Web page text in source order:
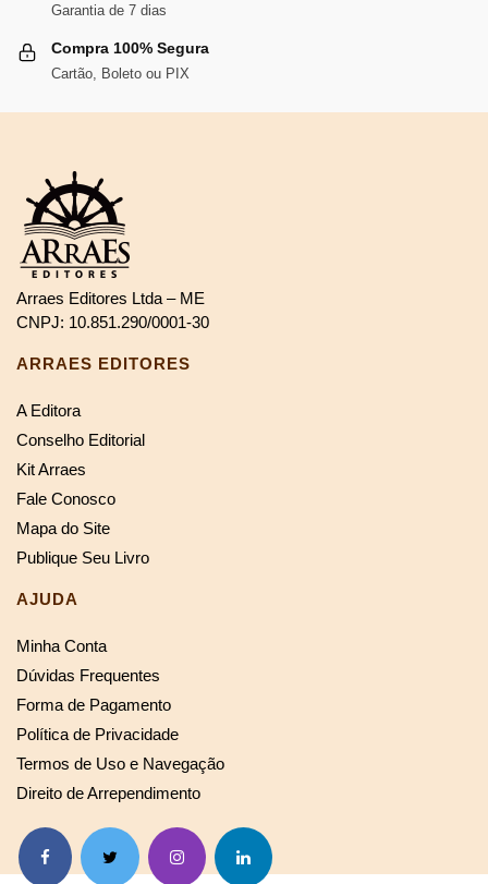
Garantia de 7 dias
Compra 100% Segura
Cartão, Boleto ou PIX
Arraes Editores Ltda – ME
CNPJ: 10.851.290/0001-30
ARRAES EDITORES
A Editora
Conselho Editorial
Kit Arraes
Fale Conosco
Mapa do Site
Publique Seu Livro
AJUDA
Minha Conta
Dúvidas Frequentes
Forma de Pagamento
Política de Privacidade
Termos de Uso e Navegação
Direito de Arrependimento